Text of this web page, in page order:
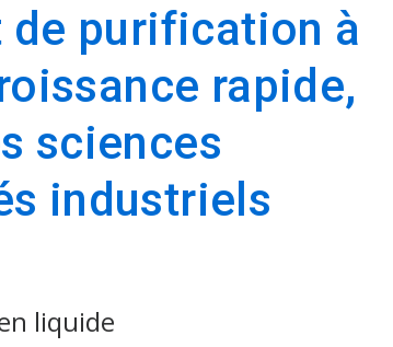
purification à
rapide,
sciences
industriels
liquide